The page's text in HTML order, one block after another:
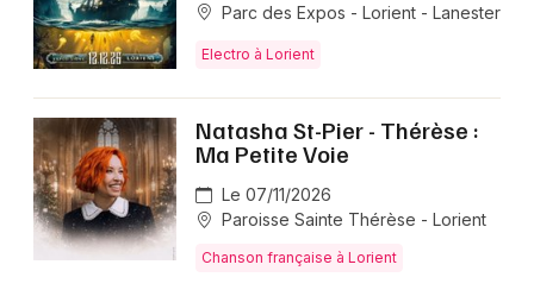
Parc des Expos - Lorient - Lanester
Electro à Lorient
Natasha St-Pier - Thérèse :
Ma Petite Voie
Le 07/11/2026
Paroisse Sainte Thérèse - Lorient
Chanson française à Lorient